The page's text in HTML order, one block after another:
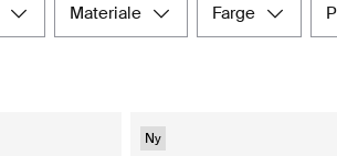
materiale farge
Ny